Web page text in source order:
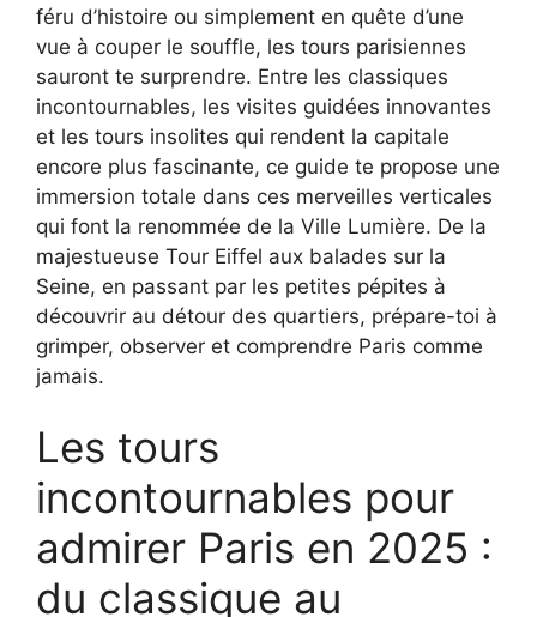
féru d’histoire ou simplement en quête d’une
vue à couper le souffle, les tours parisiennes
sauront te surprendre. Entre les classiques
incontournables, les visites guidées innovantes
et les tours insolites qui rendent la capitale
encore plus fascinante, ce guide te propose une
immersion totale dans ces merveilles verticales
qui font la renommée de la Ville Lumière. De la
majestueuse Tour Eiffel aux balades sur la
Seine, en passant par les petites pépites à
découvrir au détour des quartiers, prépare-toi à
grimper, observer et comprendre Paris comme
jamais.
Les tours
incontournables pour
admirer Paris en 2025 :
du classique au